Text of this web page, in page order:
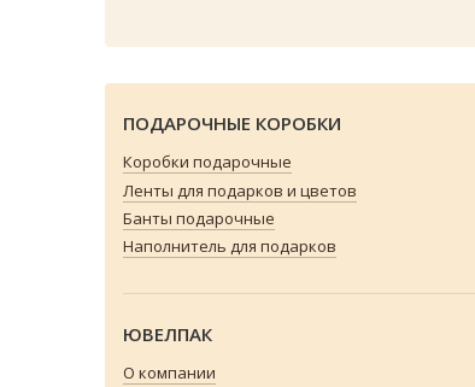
ПОДАРОЧНЫЕ КОРОБКИ
Коробки подарочные
Ленты для подарков и цветов
Банты подарочные
Наполнитель для подарков
ЮВЕЛПАК
О компании